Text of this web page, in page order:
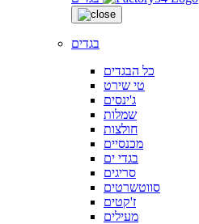
בגדים
כל הבגדים
טי שירט
ג'ינסים
שמלות
חולצות
מכנסיים
בגדי ים
סריגים
סווטשרטים
ז'קטים
מעילים